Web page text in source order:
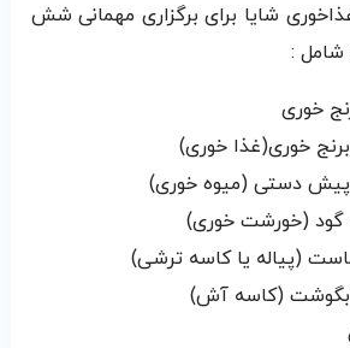
پارچه غذاخوری شایا برای برگزاری مهمانی شش
شامل :